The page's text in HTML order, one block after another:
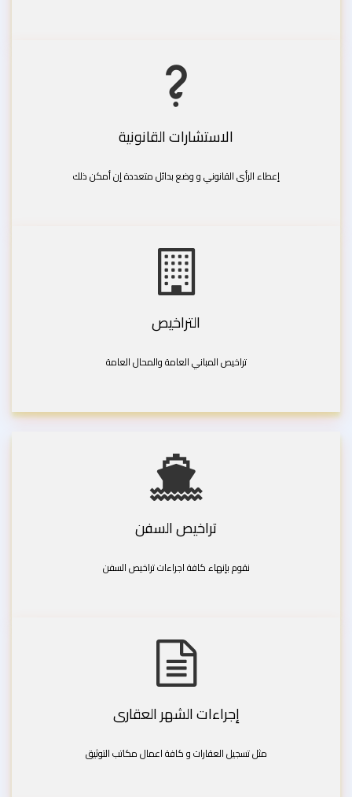
الاستشارات القانونية
إعطاء الرأى القانوني و وضع بدائل متعددة إن أمكن ذلك
التراخيص
تراخيص المباني العامة والمحال العامة
تراخيص السفن
نقوم بإنهاء كافة اجراءات تراخيص السفن
إجراءات الشهر العقارى
مثل تسجيل العقارات و كافة اعمال مكاتب التوثيق